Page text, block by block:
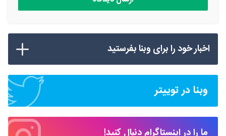
اخبار خود را برای وبنا بفرستید
وبنا در توییتر
ما را در اینستاگرام دنبال کنید!